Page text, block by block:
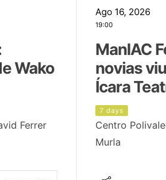
Wako
Ferrer
Ago 16, 2026
19:00
ManIAC
novias
Ícara
7 days
Centro
Murla